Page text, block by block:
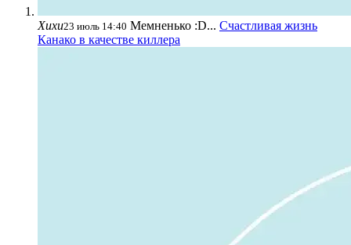
Хихи23 июль 14:40 Мемненько :D... Счастливая жизнь
Канако в качестве киллера